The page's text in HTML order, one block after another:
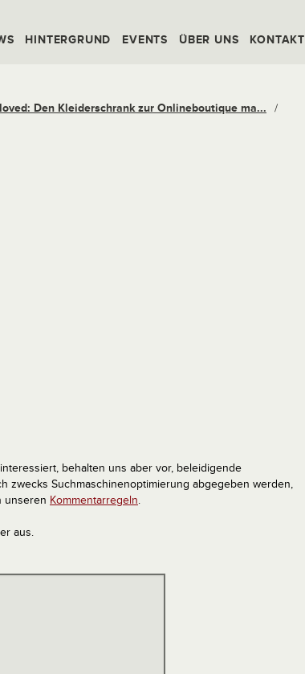
HINTERGRUND EVENTS ÜBER UNS KONTAKT
Den Kleiderschrank zur Onlineboutique ma...
/
behalten uns aber vor, beleidigende
zwecks Suchmaschinenoptimierung abgegeben werden,
unseren Kommentarregeln.
aus.